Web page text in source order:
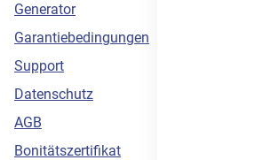
Generator
Garantiebedingungen
Support
Datenschutz
AGB
Bonitätszertifikat